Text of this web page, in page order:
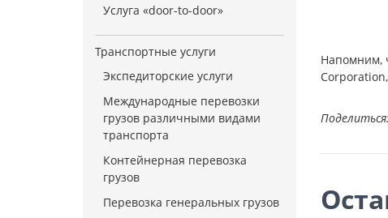
Услуга «door-to-door»
Транспортные услуги
Экспедиторские услуги
Международные перевозки
грузов различными видами
транспорта
Контейнерная перевозка
грузов
Перевозка генеральных грузов
Напомним,
Поделиться: